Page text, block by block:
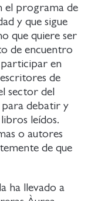
el programa de
y que sigue
que quiere ser
de encuentro
en
de
sector del
para debatir y
leídos.
o autores
de que
ha llevado a